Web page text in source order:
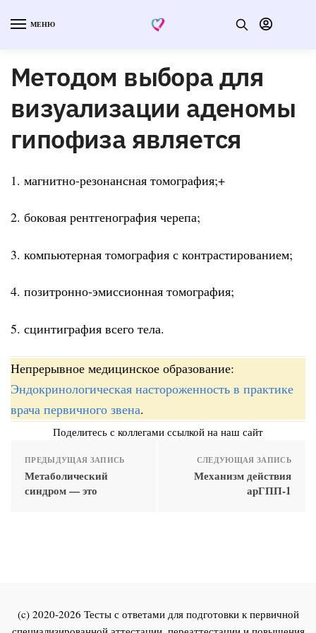
МЕНЮ
Методом выбора для
визуализации аденомы
гипофиза является
1. магнитно-резонансная томография;+
2. боковая рентгенография черепа;
3. компьютерная томография с контрастированием;
4. позитронно-эмиссионная томография;
5. сцинтиграфия всего тела.
Непрерывное медицинское образование:
Эндокринологическая настороженность в практике
врача первичного звена.
Поделитесь с коллегами ссылкой на наш сайт
ПРЕДЫДУЩАЯ ЗАПИСЬ
Метаболический
синдром — это
СЛЕДУЮЩАЯ ЗАПИСЬ
Механизм действия
арГПП-1
(c) 2020-2026 Тесты с ответами для подготовки к первичной